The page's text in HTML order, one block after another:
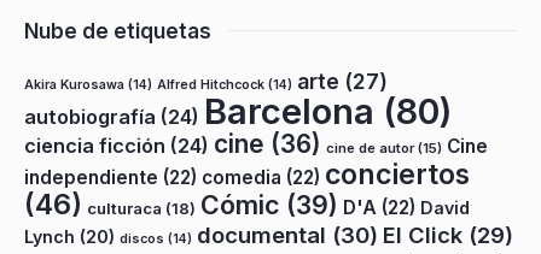
Nube de etiquetas
Akira Kurosawa (14) Alfred Hitchcock (14) arte (27)
autobiografía (24) Barcelona (80)
ciencia ficción (24) cine (36) cine de autor(15) Cine
independiente (22) comedia (22) conciertos
(46) culturaca (18) Cómic (39) D'A (22) David
Lynch (20) discos (14) documental (30) El Click (29)